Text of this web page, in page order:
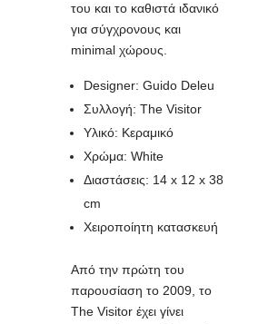
του και το καθιστά ιδανικό
για σύγχρονους και
minimal χώρους.
Designer: Guido Deleu
Συλλογή: The Visitor
Υλικό: Κεραμικό
Χρώμα: White
Διαστάσεις: 14 x 12 x 38
cm
Χειροποίητη κατασκευή
Από την πρώτη του
παρουσίαση το 2009, το
The Visitor έχει γίνει